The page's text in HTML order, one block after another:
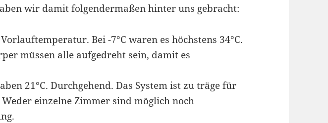
wir damit folgendermaßen hinter uns gebracht:
Vorlauftemperatur. Bei -7°C waren es höchstens 34°C.
müssen alle aufgedreht sein, damit es
21°C. Durchgehend. Das System ist zu träge für
einzelne Zimmer sind möglich noch